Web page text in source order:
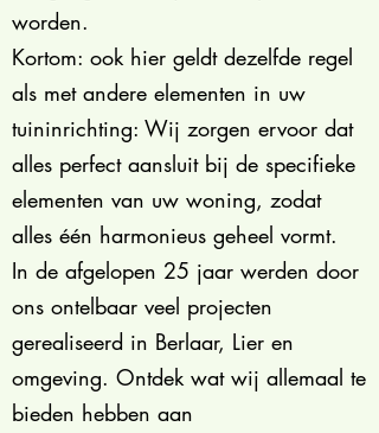
worden.
Kortom: ook hier geldt dezelfde regel
als met andere elementen in uw
tuininrichting: Wij zorgen ervoor dat
alles perfect aansluit bij de specifieke
elementen van uw woning, zodat
alles één harmonieus geheel vormt.
In de afgelopen 25 jaar werden door
ons ontelbaar veel projecten
gerealiseerd in Berlaar, Lier en
omgeving. Ontdek wat wij allemaal te
bieden hebben aan